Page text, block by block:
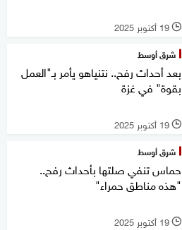
l 19 أكتوبر 2025
شرق أوسط
بعد أحداث رفح.. نتنياهو يأمر بـ"العمل
بقوة" في غزة
l 19 أكتوبر 2025
شرق أوسط
حماس تنفي صلتها بأحداث رفح..
"هذه مناطق حمراء"
l 19 أكتوبر 2025